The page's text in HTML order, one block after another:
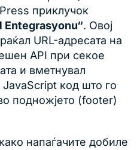
приклучок
Entegrasyonu“. Овој
URL-адресата на
API при секое
и вметнувал
код што го
подножјето (footer)
напаѓачите добиле